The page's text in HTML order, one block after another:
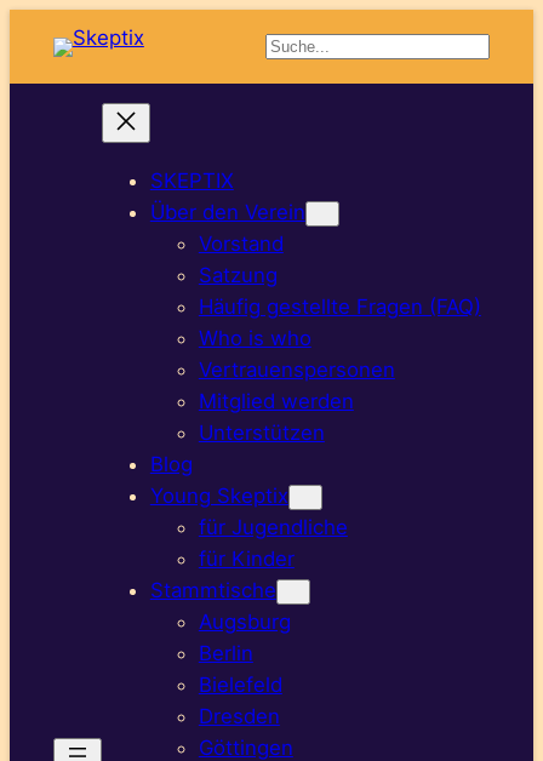
Suchen
SKEPTIX
Über den Verein
Vorstand
Satzung
Häufig gestellte Fragen (FAQ)
Who is who
Vertrauenspersonen
Mitglied werden
Unterstützen
Blog
Young Skeptix
für Jugendliche
für Kinder
Stammtische
Augsburg
Berlin
Bielefeld
Dresden
Göttingen